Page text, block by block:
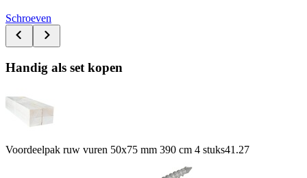
Schroeven
Handig als set kopen
Voordeelpak ruw vuren 50x75 mm 390 cm 4 stuks41.27